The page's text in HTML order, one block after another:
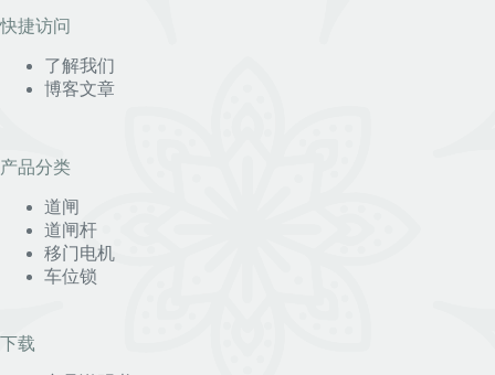
快捷访问
了解我们
博客文章
产品分类
道闸
道闸杆
移门电机
车位锁
下载